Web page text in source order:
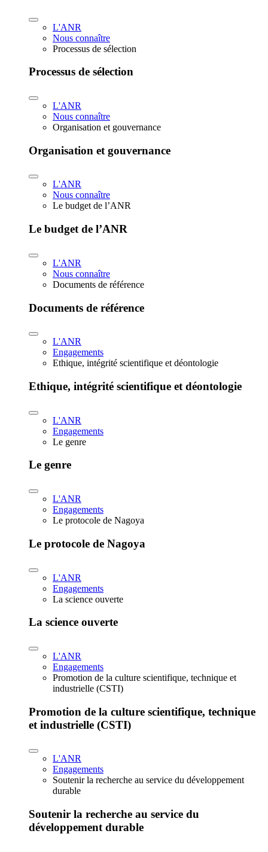
L'ANR
Nous connaître
Processus de sélection
Processus de sélection
L'ANR
Nous connaître
Organisation et gouvernance
Organisation et gouvernance
L'ANR
Nous connaître
Le budget de l’ANR
Le budget de l’ANR
L'ANR
Nous connaître
Documents de référence
Documents de référence
L'ANR
Engagements
Ethique, intégrité scientifique et déontologie
Ethique, intégrité scientifique et déontologie
L'ANR
Engagements
Le genre
Le genre
L'ANR
Engagements
Le protocole de Nagoya
Le protocole de Nagoya
L'ANR
Engagements
La science ouverte
La science ouverte
L'ANR
Engagements
Promotion de la culture scientifique, technique et
industrielle (CSTI)
Promotion de la culture scientifique, technique
et industrielle (CSTI)
L'ANR
Engagements
Soutenir la recherche au service du développement
durable
Soutenir la recherche au service du
développement durable